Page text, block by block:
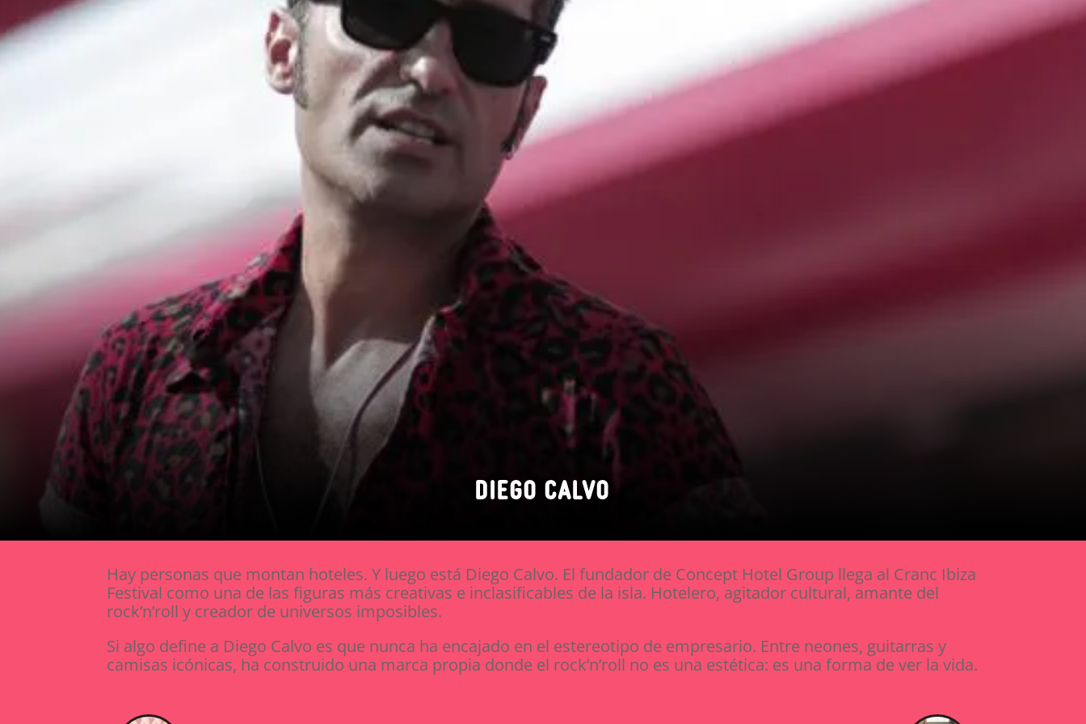
DIEGO CALVO
Hay personas que montan hoteles. Y luego está Diego Calvo. El fundador de Concept Hotel Group llega al Cranc Ibiza
Festival como una de las figuras más creativas e inclasificables de la isla. Hotelero, agitador cultural, amante del
rock’n’roll y creador de universos imposibles.
Si algo define a Diego Calvo es que nunca ha encajado en el estereotipo de empresario. Entre neones, guitarras y
camisas icónicas, ha construido una marca propia donde el rock’n’roll no es una estética: es una forma de ver la vida.